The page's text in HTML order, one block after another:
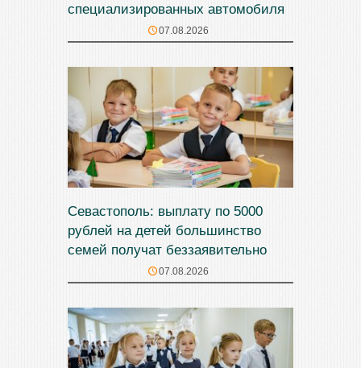
специализированных автомобиля
07.08.2026
Севастополь: выплату по 5000
рублей на детей большинство
семей получат беззаявительно
07.08.2026